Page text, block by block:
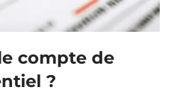
compte de
?